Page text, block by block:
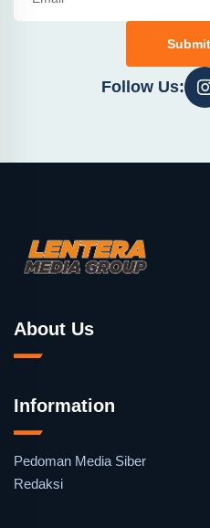
Follow Us:
About Us
Information
Pedoman Media Siber
Redaksi